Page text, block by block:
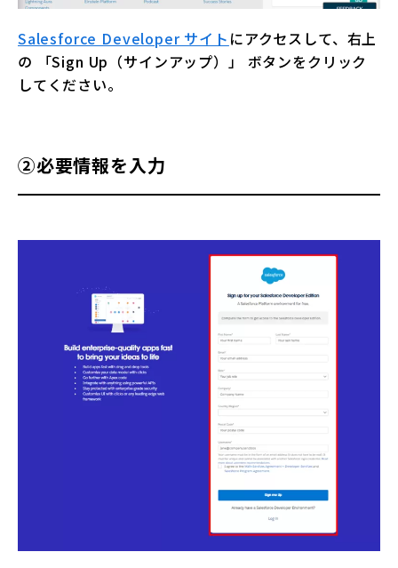
Salesforce Developer サイト にアクセスして、右上
の 「Sign Up（サインアップ）」 ボタンをクリック
してください。
②必要情報を入力